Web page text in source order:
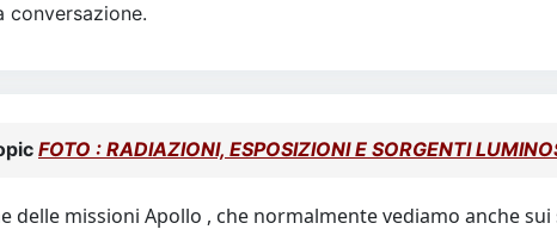
conversazione.
FOTO : RADIAZIONI, ESPOSIZIONI E SORGENTI
delle missioni Apollo , che normalmente vediamo anche